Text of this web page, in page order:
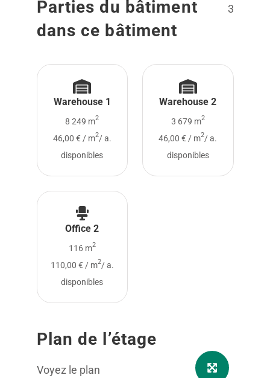
Parties du bâtiment
dans ce bâtiment
3
Warehouse 1
8 249 m2
46,00 € / m2/ a.
disponibles
Warehouse 2
3 679 m2
46,00 € / m2/ a.
disponibles
Office 2
116 m2
110,00 € / m2/ a.
disponibles
Plan de l’étage
Voyez le plan